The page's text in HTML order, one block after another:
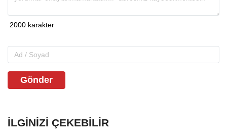
Gönder
İLGINIZI ÇEKEBILIR